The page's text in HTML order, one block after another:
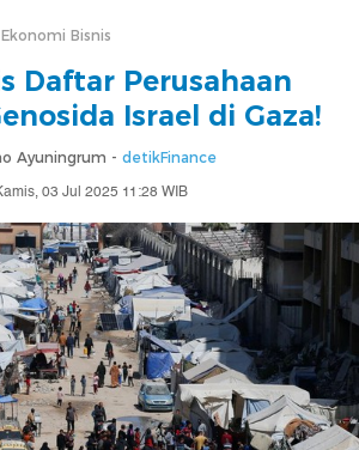
Bisnis
Daftar Perusahaan
Israel di Gaza!
Ayuningrum - detikFinance
03 Jul 2025 11:28 WIB